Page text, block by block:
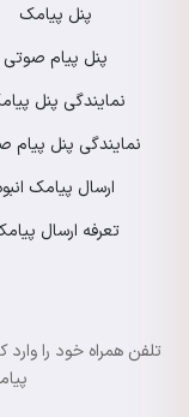
پنل پیامک
پنل پیام صوتی
نمایندگی پنل
نمایندگی پنل پیام
ارسال پیامک
تعرفه ارسال
تلفن همراه خود را وارد